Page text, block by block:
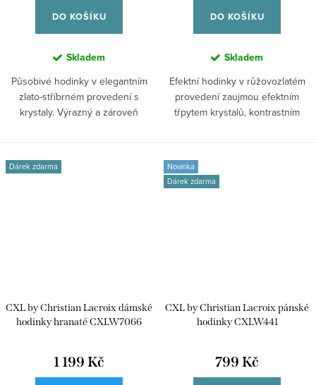
DO KOŠÍKU
Skladem
Působivé hodinky v elegantním
zlato-stříbrném provedení s
krystaly. Výrazný a zároveň
DO KOŠÍKU
Skladem
Efektní hodinky v růžovozlatém
provedení zaujmou efektním
třpytem krystalů, kontrastním
Dárek zdarma
CXL by Christian Lacroix dámské
hodinky hranaté CXLW7066
1 199 Kč
Novinka
Dárek zdarma
CXL by Christian Lacroix pánské
hodinky CXLW441
799 Kč